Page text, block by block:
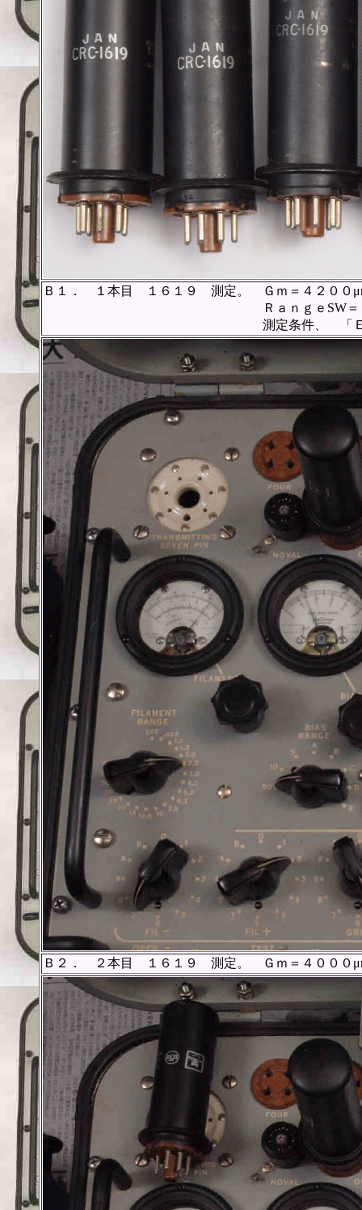
Ｂ１． １本目 １６１９ 測定。 Ｇｍ＝４２００
ＲａｎｇｅSW＝Ｃ、FullScale
測定条件、 「Ｅｐ＝２５０Ｖ、Ｅ
Ｂ２． ２本目 １６１９ 測定。 Ｇｍ＝４０００